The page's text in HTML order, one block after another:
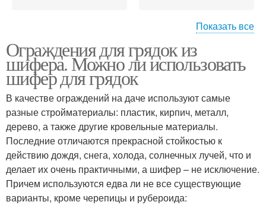
Шифер на грядке
шифера
Показать все
Ограждения для грядок из
шифера. Можно ли использовать
шифер для грядок
В качестве ограждений на даче используют самые
разные стройматериалы: пластик, кирпич, металл,
дерево, а также другие кровельные материалы.
Последние отличаются прекрасной стойкостью к
действию дождя, снега, холода, солнечных лучей, что и
делает их очень практичными, а шифер – не исключение.
Причем используются едва ли не все существующие
варианты, кроме черепицы и рубероида: